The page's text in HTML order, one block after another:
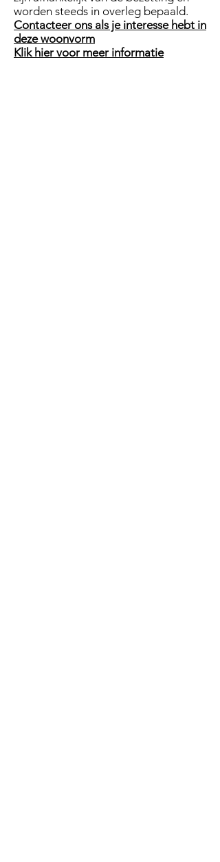
worden steeds in overleg bepaald.
Contacteer ons als je interesse hebt in
deze woonvorm
Klik hier voor meer informatie